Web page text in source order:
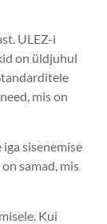
ULEZ-i
on üldjuhul
mis on
sisenemise
samad, mis
Kui